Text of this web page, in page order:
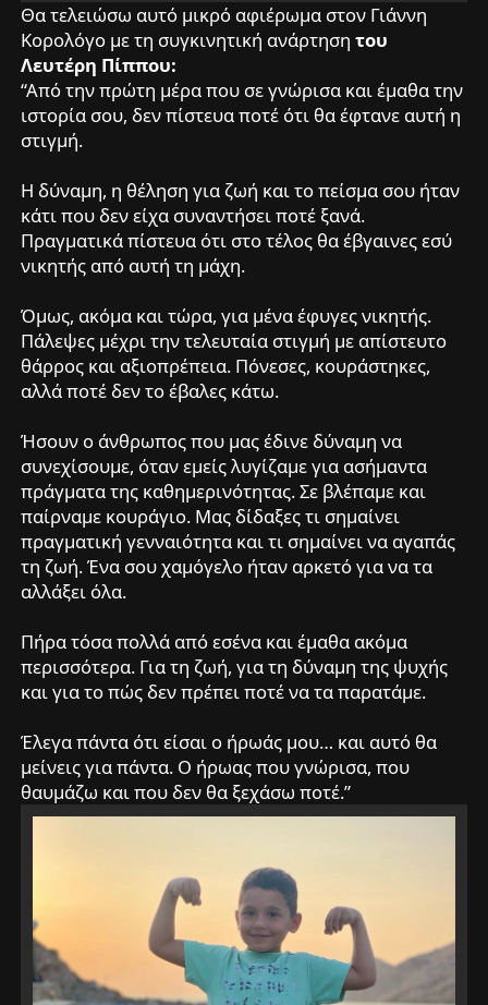
Θα τελειώσω αυτό μικρό αφιέρωμα στον Γιάννη
Κορολόγο με τη συγκινητική ανάρτηση του
Λευτέρη Πίππου:
“Από την πρώτη μέρα που σε γνώρισα και έμαθα την
ιστορία σου, δεν πίστευα ποτέ ότι θα έφτανε αυτή η
στιγμή.
Η δύναμη, η θέληση για ζωή και το πείσμα σου ήταν
κάτι που δεν είχα συναντήσει ποτέ ξανά.
Πραγματικά πίστευα ότι στο τέλος θα έβγαινες εσύ
νικητής από αυτή τη μάχη.
Όμως, ακόμα και τώρα, για μένα έφυγες νικητής.
Πάλεψες μέχρι την τελευταία στιγμή με απίστευτο
θάρρος και αξιοπρέπεια. Πόνεσες, κουράστηκες,
αλλά ποτέ δεν το έβαλες κάτω.
Ήσουν ο άνθρωπος που μας έδινε δύναμη να
συνεχίσουμε, όταν εμείς λυγίζαμε για ασήμαντα
πράγματα της καθημερινότητας. Σε βλέπαμε και
παίρναμε κουράγιο. Μας δίδαξες τι σημαίνει
πραγματική γενναιότητα και τι σημαίνει να αγαπάς
τη ζωή. Ένα σου χαμόγελο ήταν αρκετό για να τα
αλλάξει όλα.
Πήρα τόσα πολλά από εσένα και έμαθα ακόμα
περισσότερα. Για τη ζωή, για τη δύναμη της ψυχής
και για το πώς δεν πρέπει ποτέ να τα παρατάμε.
Έλεγα πάντα ότι είσαι ο ήρωάς μου… και αυτό θα
μείνεις για πάντα. Ο ήρωας που γνώρισα, που
θαυμάζω και που δεν θα ξεχάσω ποτέ.”